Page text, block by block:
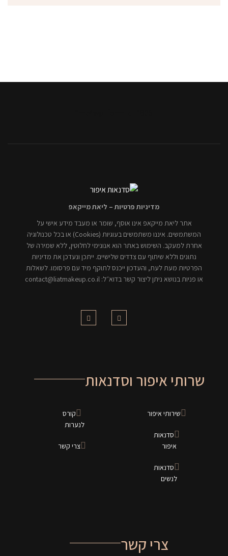
מדיניות פרטיות – ליאת מייקאפ
אתר ליאת מייקאפ אינו אוסף, שומר או מעבד מידע אישי על
המשתמשים. איננו משתמשים בעוגיות (Cookies) או בכל טכנולוגיה
אחרת למעקב. השימוש באתר הוא אנונימי לחלוטין, ללא שמירה של
נתונים וללא שיתוף עם צדדים שלישיים. ייתכן ונעדכן את מדיניות
הפרטיות מעת לעת, והעדכון ייכנס לתוקף מיד עם פרסומו. לשאלות
או פניות בנושא ניתן ליצור קשר בדוא״ל: contact@liatmakeup.co.il
שרותי איפור וסדנאות
שירותי איפור
סדנאות
איפור
סדנאות
לנשים
קורס
לנערות
צרי קשר
צרי קשר